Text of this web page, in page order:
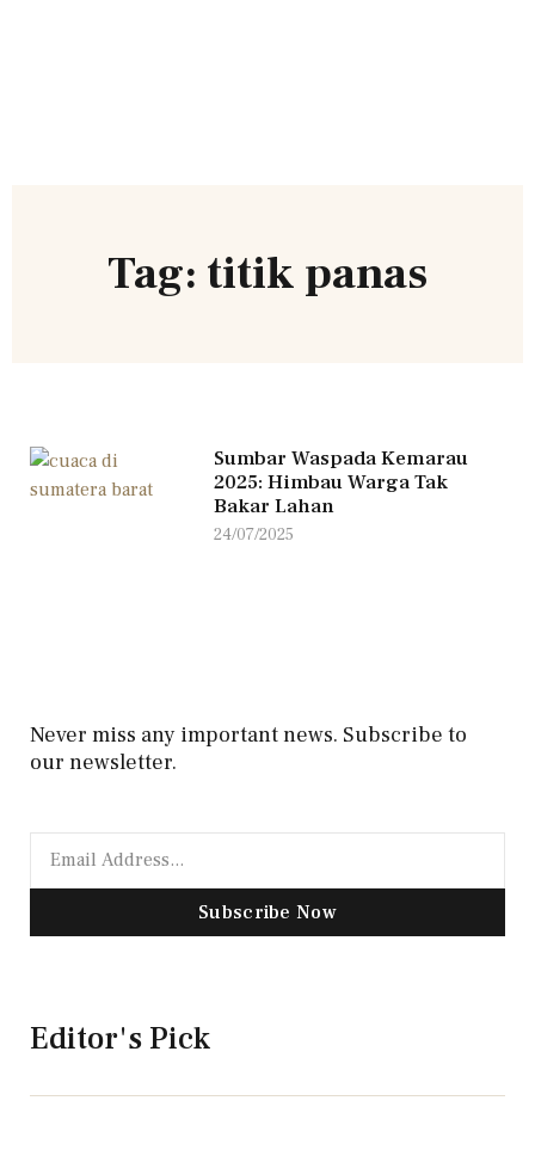
Tag: titik panas
Sumbar Waspada Kemarau
2025: Himbau Warga Tak
Bakar Lahan
24/07/2025
Never miss any important news. Subscribe to
our newsletter.
Subscribe Now
Editor's Pick